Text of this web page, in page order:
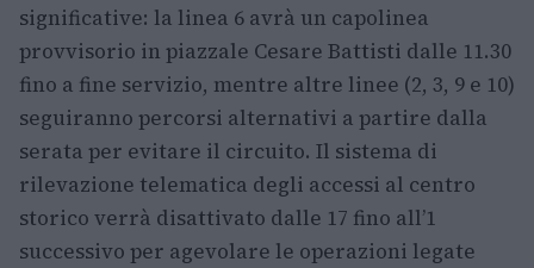
significative: la linea 6 avrà un capolinea
provvisorio in piazzale Cesare Battisti dalle 11.30
fino a fine servizio, mentre altre linee (2, 3, 9 e 10)
seguiranno percorsi alternativi a partire dalla
serata per evitare il circuito. Il sistema di
rilevazione telematica degli accessi al centro
storico verrà disattivato dalle 17 fino all’1
successivo per agevolare le operazioni legate